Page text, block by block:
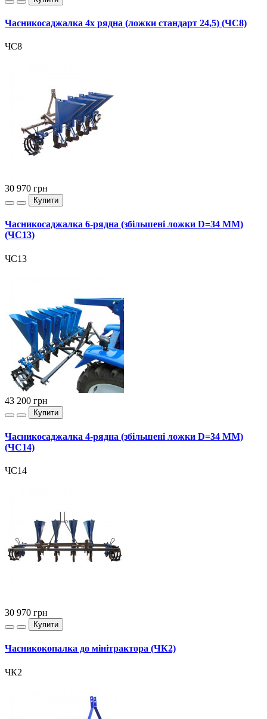
Часникосаджалка 4х рядна (ложки стандарт 24,5) (ЧС8)
ЧС8
30 970 грн
Купити
Часникосаджалка 6-рядна (збільшені ложки D=34 MM)
(ЧС13)
ЧС13
43 200 грн
Купити
Часникосаджалка 4-рядна (збільшені ложки D=34 MM)
(ЧС14)
ЧС14
30 970 грн
Купити
Часникокопалка до мінітрактора (ЧК2)
ЧК2